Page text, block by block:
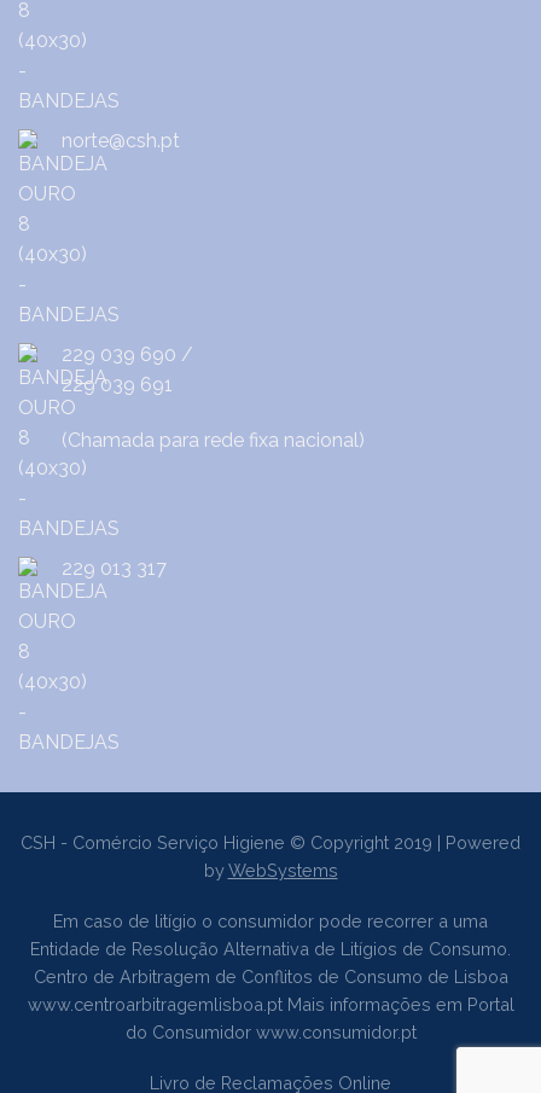
norte@csh.pt
229 039 690 /
229 039 691
(Chamada para rede fixa nacional)
229 013 317
CSH - Comércio Serviço Higiene © Copyright 2019 | Powered
byWebSystems
Em caso de litígio o consumidor pode recorrer a uma
Entidade de Resolução Alternativa de Litígios de Consumo.
Centro de Arbitragem de Conflitos de Consumo de Lisboa
www.centroarbitragemlisboa.ptMais informações em Portal
do Consumidor www.consumidor.pt
Livro de Reclamações Online